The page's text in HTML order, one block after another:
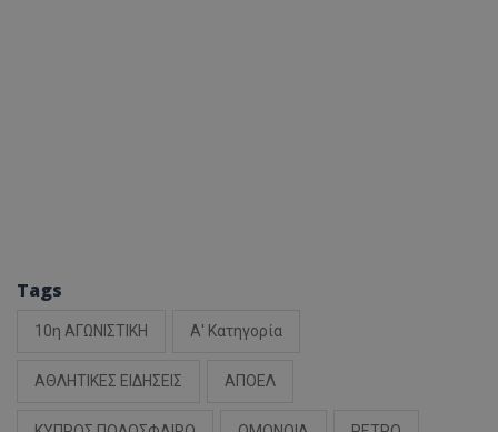
Tags
10η ΑΓΩΝΙΣΤΙΚΗ Α' Κατηγορία
ΑΘΛΗΤΙΚΕΣ ΕΙΔΗΣΕΙΣ ΑΠΟΕΛ